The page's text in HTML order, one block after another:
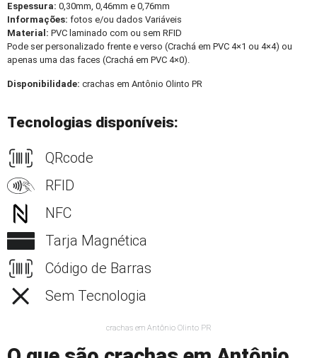
Espessura: 0,30mm, 0,46mm e 0,76mm
Informações: fotos e/ou dados Variáveis
Material: PVC laminado com ou sem RFID
Pode ser personalizado frente e verso (Crachá em PVC 4×1 ou 4×4) ou
apenas uma das faces (Crachá em PVC 4×0).
Disponibilidade: crachas em Antônio Olinto PR
Tecnologias disponíveis:
QRcode
RFID
NFC
Tarja Magnética
Código de Barras
Sem Tecnologia
crachas em Antônio Olinto PR